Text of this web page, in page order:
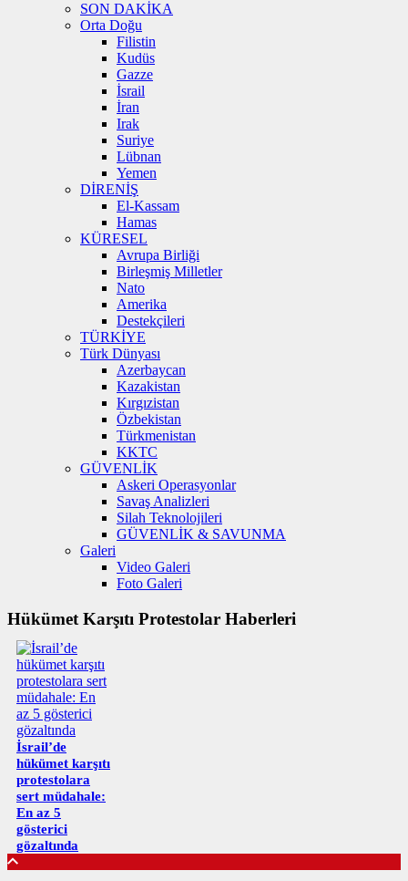
SON DAKİKA
Orta Doğu
Filistin
Kudüs
Gazze
İsrail
İran
Irak
Suriye
Lübnan
Yemen
DİRENİŞ
El-Kassam
Hamas
KÜRESEL
Avrupa Birliği
Birleşmiş Milletler
Nato
Amerika
Destekçileri
TÜRKİYE
Türk Dünyası
Azerbaycan
Kazakistan
Kırgızistan
Özbekistan
Türkmenistan
KKTC
GÜVENLİK
Askeri Operasyonlar
Savaş Analizleri
Silah Teknolojileri
GÜVENLİK & SAVUNMA
Galeri
Video Galeri
Foto Galeri
Hükümet Karşıtı Protestolar Haberleri
İsrail’de
hükümet karşıtı
protestolara
sert müdahale:
En az 5
gösterici
gözaltında